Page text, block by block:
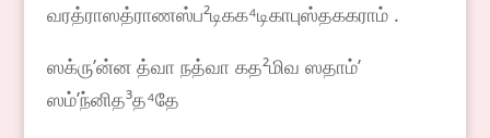
வரத்ராஸத்ராணஸ்ப²டிகக⁴டிகாபுஸ்தககராம் .
ஸக்ருʼன்ன த்வா நத்வா கத²மிவ ஸதாம்ʼ
ஸம்ʼந்னித³த⁴தே